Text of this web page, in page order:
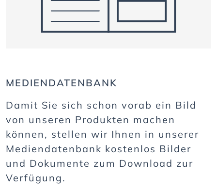
MEDIENDATENBANK
Damit Sie sich schon vorab ein Bild
von unseren Produkten machen
können, stellen wir Ihnen in unserer
Mediendatenbank kostenlos Bilder
und Dokumente zum Download zur
Verfügung.